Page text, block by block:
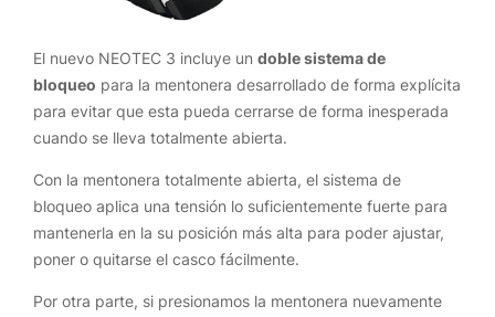
El nuevo NEOTEC 3 incluye un doble sistema de
bloqueo para la mentonera desarrollado de forma explícita
para evitar que esta pueda cerrarse de forma inesperada
cuando se lleva totalmente abierta.
Con la mentonera totalmente abierta, el sistema de
bloqueo aplica una tensión lo suficientemente fuerte para
mantenerla en la su posición más alta para poder ajustar,
poner o quitarse el casco fácilmente.
Por otra parte, si presionamos la mentonera nuevamente